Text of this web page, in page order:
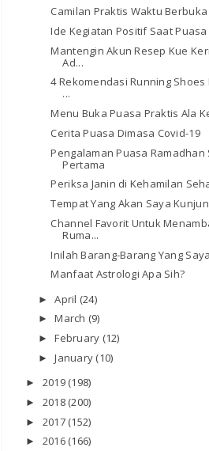
Camilan Praktis Waktu
Ide Kegiatan Positif Saat Puasa
Mantengin Akun Resep Kue
Ad...
4 Rekomendasi Running
...
Menu Buka Puasa Praktis Ala
Cerita Puasa Dimasa Covid-19
Pengalaman Puasa Ramadhan
Pertama
Periksa Janin di Kehamilan
Tempat Yang Akan Saya
Channel Favorit Untuk
Ruma...
Inilah Barang-Barang Yang
Manfaat Astrologi Apa Sih?
►April (24)
►March (9)
►February (12)
►January (10)
► 2019 (198)
► 2018 (200)
► 2017 (152)
► 2016 (166)